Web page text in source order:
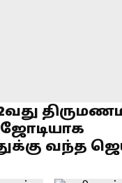
ஜோடியாக
வந்த